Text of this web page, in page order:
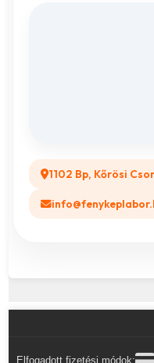
1102 Bp, Kőrösi
Elfogadott fizetési módok: